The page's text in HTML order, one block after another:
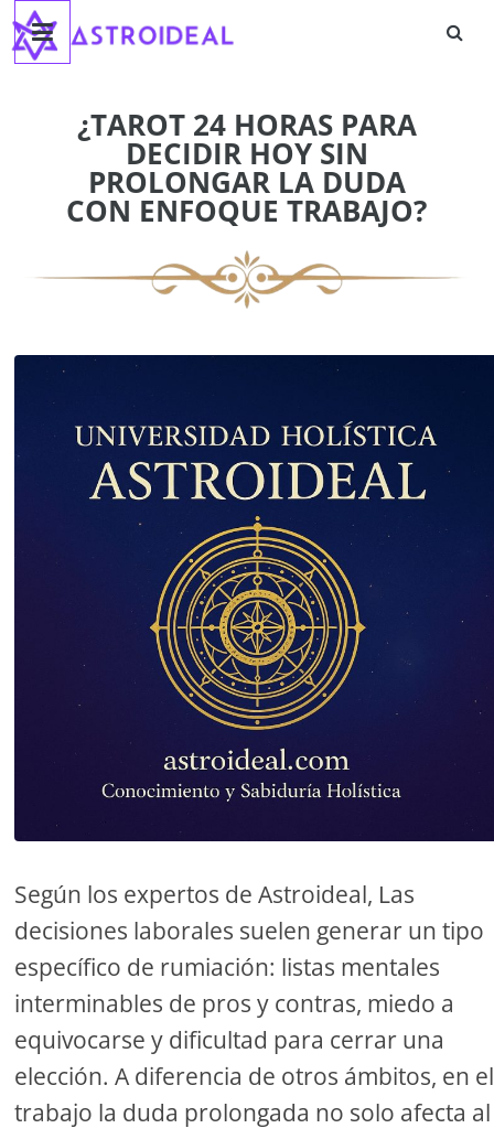
Saltar
contenido
Astroideal
¿TAROT 24 HORAS PARA
DECIDIR HOY SIN
PROLONGAR LA DUDA
CON ENFOQUE TRABAJO?
Según los expertos de Astroideal, Las
decisiones laborales suelen generar un tipo
específico de rumiación: listas mentales
interminables de pros y contras, miedo a
equivocarse y dificultad para cerrar una
elección. A diferencia de otros ámbitos, en el
trabajo la duda prolongada no solo afecta al